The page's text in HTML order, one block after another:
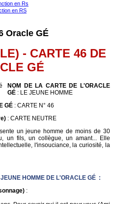
en Rs
en RS
Oracle GÉ
- CARTE 46 DE
GÉ
NOM DE LA CARTE DE L'ORACLE
GÉ : LE JEUNE HOMME
GÉ : CARTE N° 46
: CARTE NEUTRE
un jeune homme de moins de 30
un fils, un collègue, un amant... Elle
l'insouciance, la curiosité, la
HOMME DE L'ORACLE GÉ :
: